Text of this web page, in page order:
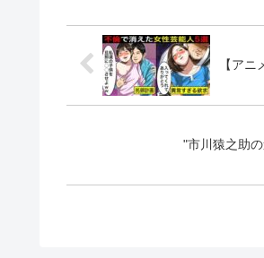
【ア
"市川猿之助